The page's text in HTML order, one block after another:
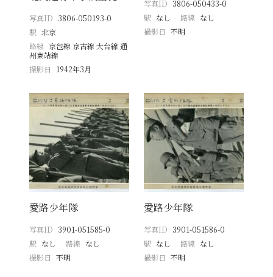
写真ID 3806-050193-0
駅 北京
路線 京包線 京古線 大台線 通
州東站線
撮影日
1942年3月
写真ID 3806-050433-0
駅 なし 路線 なし
撮影日 不明
愛路少年隊
写真ID 3901-051585-0
駅 なし 路線 なし
撮影日
不明
愛路少年隊
写真ID 3901-051586-0
駅 なし 路線 なし
撮影日 不明